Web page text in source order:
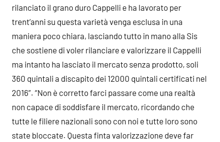
rilanciato il grano duro Cappelli e ha lavorato per
trent’anni su questa varietà venga esclusa in una
maniera poco chiara, lasciando tutto in mano alla Sis
che sostiene di voler rilanciare e valorizzare il Cappelli
ma intanto ha lasciato il mercato senza prodotto, soli
360 quintali a discapito dei 12000 quintali certificati nel
2016”. “Non è corretto farci passare come una realtà
non capace di soddisfare il mercato, ricordando che
tutte le filiere nazionali sono con noi e tutte loro sono
state bloccate. Questa finta valorizzazione deve far